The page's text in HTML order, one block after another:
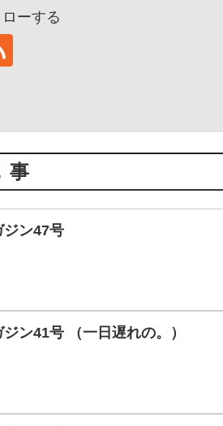
ーする
ジン47号
ン41号 （一日遅れの。）